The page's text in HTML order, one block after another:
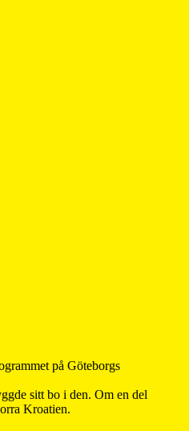
på Göteborgs
sitt bo i den. Om en del
Kroatien.